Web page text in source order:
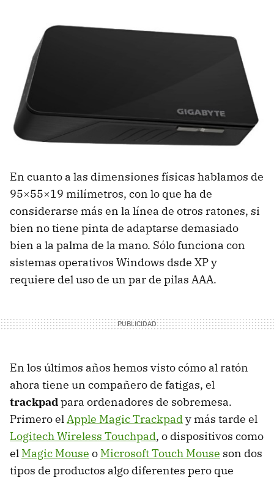
En cuanto a las dimensiones físicas hablamos de
95×55×19 milímetros, con lo que ha de
considerarse más en la línea de otros ratones, si
bien no tiene pinta de adaptarse demasiado
bien a la palma de la mano. Sólo funciona con
sistemas operativos Windows dsde XP y
requiere del uso de un par de pilas AAA.
En los últimos años hemos visto cómo al ratón
ahora tiene un compañero de fatigas, el
trackpadpara ordenadores de sobremesa.
Primero elApple Magic Trackpady más tarde el
Logitech Wireless Touchpad, o dispositivos como
el Magic Mouse o Microsoft Touch Mouse son dos
tipos de productos algo diferentes pero que